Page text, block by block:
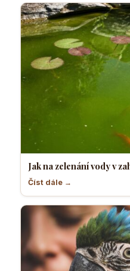
Jak na zelenání vody v
Číst dále →